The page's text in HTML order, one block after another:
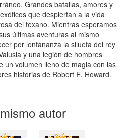
Grandes batallas, amores y
que despiertan a la vida
del texano. Mientras esperamos
últimas aventuras al mismo
por lontananza la silueta del rey
y una legión de hombres
un volumen lleno de magia con las
historias de Robert E. Howard.
autor